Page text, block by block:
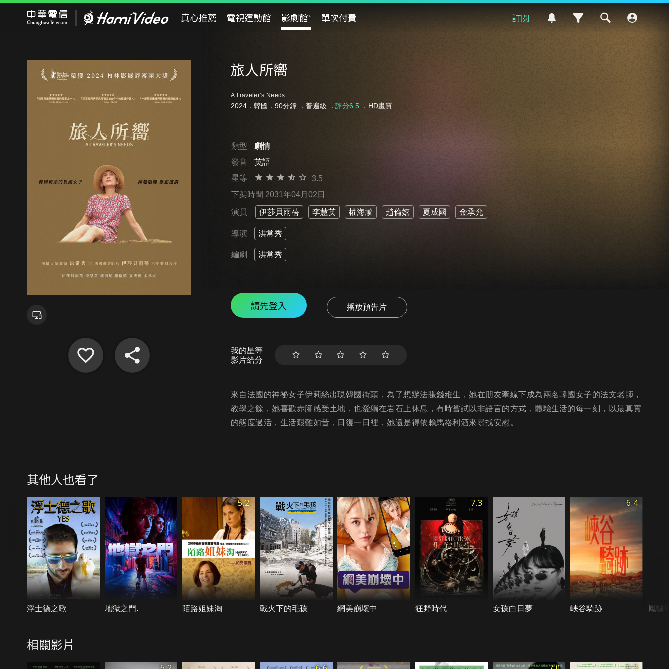
真心推薦 電視運動館 影劇館⁺ 單次付費 訂閱
旅人所嚮
A Traveler’s Needs
2024．韓國．90分鐘 ． 普遍級 ． 評分6.5．HD畫質
類型
劇情
發音
英語
星等
3.5
下架時間 2031年04月02日
演員 伊莎貝雨蓓 李慧英 權海虓 趙倫嬉 夏成國 金承允
導演 洪常秀
編劇 洪常秀
請先登入 播放預告片
我的星等
影片給分
來自法國的神祕女子伊莉絲出現韓國街頭，為了想辦法賺錢維生，她在朋友牽線下成為兩名韓國女子的法文老師，
教學之餘，她喜歡赤腳感受土地，也愛躺在岩石上休息，有時嘗試以非語言的方式，體驗生活的每一刻，以最真實
的態度過活，生活艱難如昔，日復一日裡，她還是得依賴馬格利酒來尋找安慰。
其他人也看了
浮士德之歌 地獄之門.
5.2
陌路姐妹淘 戰火下的毛孩 網美崩壞中
7.3
狂野時代 女孩白日夢
6.4
峽谷騎跡 鳳蝶
相關影片